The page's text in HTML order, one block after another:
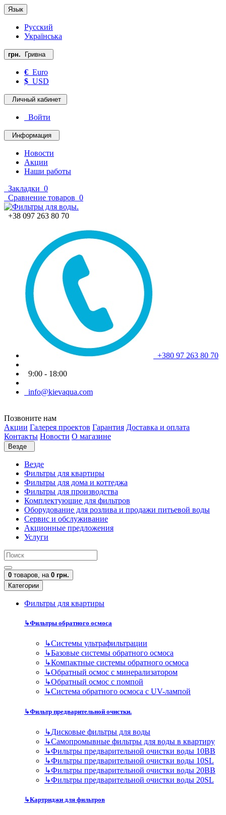
Язык
Русский
Українська
грн. Гривна
€ Euro
$ USD
Личный кабинет
Войти
Информация
Новости
Акции
Наши работы
Закладки 0
Сравнение товаров 0
+38 097 263 80 70
+380 97 263 80 70
9:00 - 18:00
info@kievaqua.com
Позвоните нам
Акции Галерея проектов Гарантия Доставка и оплата
Контакты Новости О магазине
Везде
Везде
Фильтры для квартиры
Фильтры для дома и коттеджа
Фильтры для производства
Комплектующие для фильтров
Оборудование для розлива и продажи питьевой воды
Сервис и обслуживание
Акционные предложения
Услуги
0 товаров, на 0 грн.
Категории
Фильтры для квартиры
↳Фильтры обратного осмоса
↳Cистемы ультрафильтрации
↳Базовые системы обратного осмоса
↳Компактные системы обратного осмоса
↳Обратный осмос с минерализатором
↳Обратный осмос с помпой
↳Система обратного осмоса с UV-лампой
↳Фильтр предварительной очистки.
↳Дисковые фильтры для воды
↳Самопромывные фильтры для воды в квартиру
↳Фильтры предварительной очистки воды 10BB
↳Фильтры предварительной очистки воды 10SL
↳Фильтры предварительной очистки воды 20BB
↳Фильтры предварительной очистки воды 20SL
↳Картриджи для фильтров